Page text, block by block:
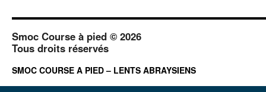
Smoc Course à pied © 2026
Tous droits réservés
SMOC COURSE A PIED – LENTS ABRAYSIENS